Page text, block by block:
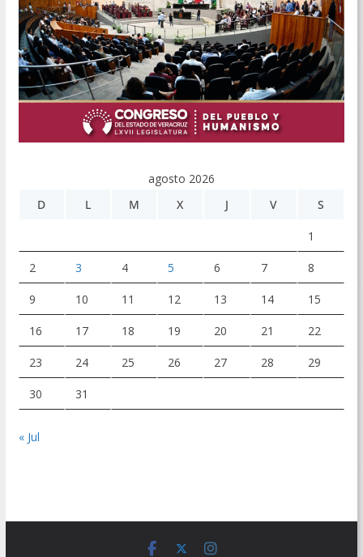
agosto 2026
D
L M X J V S
1
2 3 4 5 6 7 8
9 10 11 12 13 14 15
16 17 18 19 20 21 22
23 24 25 26 27 28 29
30 31
« Jul